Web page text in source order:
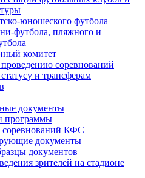
юношеского футбола
футбола, пляжного и
комитет
соревнований
и трансферам
документы
программы
соревнований КФС
документы
документов
зрителей на стадионе